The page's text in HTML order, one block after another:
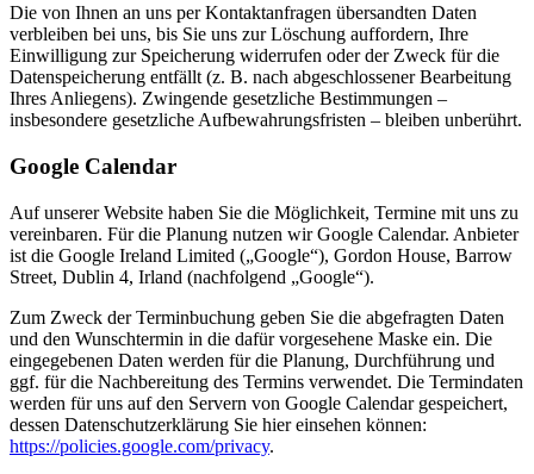
Die von Ihnen an uns per Kontaktanfragen übersandten Daten
verbleiben bei uns, bis Sie uns zur Löschung auffordern, Ihre
Einwilligung zur Speicherung widerrufen oder der Zweck für die
Datenspeicherung entfällt (z. B. nach abgeschlossener Bearbeitung
Ihres Anliegens). Zwingende gesetzliche Bestimmungen –
insbesondere gesetzliche Aufbewahrungsfristen – bleiben unberührt.
Google Calendar
Auf unserer Website haben Sie die Möglichkeit, Termine mit uns zu
vereinbaren. Für die Planung nutzen wir Google Calendar. Anbieter
ist die Google Ireland Limited („Google“), Gordon House, Barrow
Street, Dublin 4, Irland (nachfolgend „Google“).
Zum Zweck der Terminbuchung geben Sie die abgefragten Daten
und den Wunschtermin in die dafür vorgesehene Maske ein. Die
eingegebenen Daten werden für die Planung, Durchführung und
ggf. für die Nachbereitung des Termins verwendet. Die Termindaten
werden für uns auf den Servern von Google Calendar gespeichert,
dessen Datenschutzerklärung Sie hier einsehen können:
https://policies.google.com/privacy.